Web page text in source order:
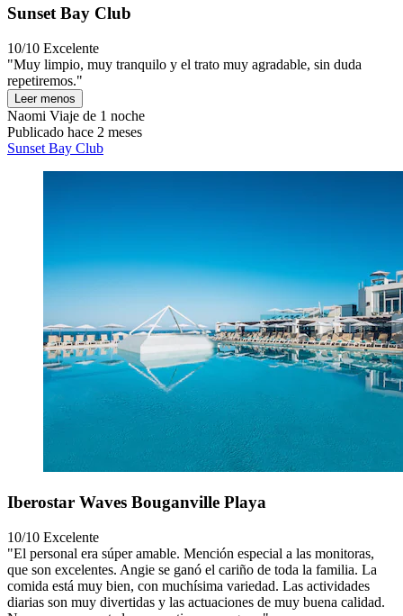
Sunset Bay Club
10/10 Excelente
"Muy limpio, muy tranquilo y el trato muy agradable, sin duda
repetiremos."
Leer menos
Naomi Viaje de 1 noche
Publicado hace 2 meses
Sunset Bay Club
Iberostar Waves Bouganville Playa
10/10 Excelente
"El personal era súper amable. Mención especial a las monitoras,
que son excelentes. Angie se ganó el cariño de toda la familia. La
comida está muy bien, con muchísima variedad. Las actividades
diarias son muy divertidas y las actuaciones de muy buena calidad.